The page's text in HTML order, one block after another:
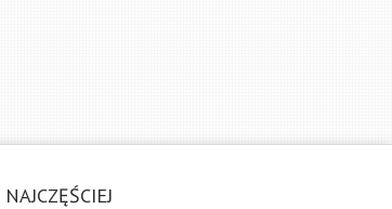
NAJCZĘŚCIEJ